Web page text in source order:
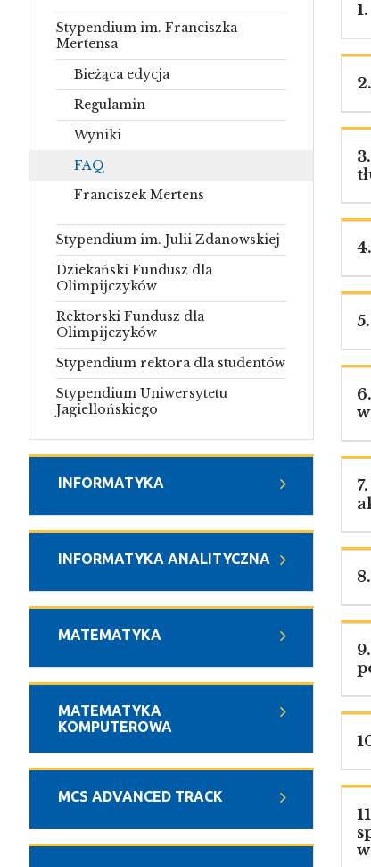
Stypendium im. Franciszka
Mertensa
Bieżąca edycja
Regulamin
Wyniki
FAQ
Franciszek Mertens
Stypendium im. Julii Zdanowskiej
Dziekański Fundusz dla
Olimpijczyków
Rektorski Fundusz dla
Olimpijczyków
Stypendium rektora dla studentów
Stypendium Uniwersytetu
Jagiellońskiego
INFORMATYKA
INFORMATYKA ANALITYCZNA
MATEMATYKA
MATEMATYKA
KOMPUTEROWA
MCS ADVANCED TRACK